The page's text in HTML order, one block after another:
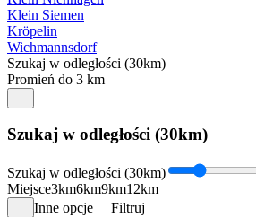
Klein Siemen
Kröpelin
Wichmannsdorf
Szukaj w odległości (30km)
Promień do 3 km
Szukaj w odległości (30km)
Szukaj w odległości (30km)
Miejsce3km6km9km12km
Inne opcje
Filtruj